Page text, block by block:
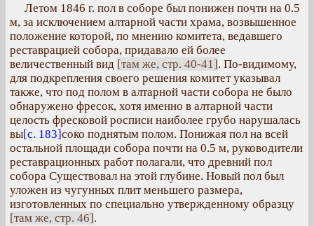
Летом 1846 г. пол в соборе был понижен почти на 0.5
м, за исключением алтарной части храма, возвышенное
положение которой, по мнению комитета, ведавшего
реставрацией собора, придавало ей более
величественный вид [там же, стр. 40-41]. По-видимому,
для подкрепления своего решения комитет указывал
также, что под полом в алтарной части собора не было
обнаружено фресок, хотя именно в алтарной части
целость фресковой росписи наиболее грубо нарушалась
вы[с. 183]соко поднятым полом. Понижая пол на всей
остальной площади собора почти на 0.5 м, руководители
реставрационных работ полагали, что древний пол
собора Существовал на этой глубине. Новый пол был
уложен из чугунных плит меньшего размера,
изготовленных по специально утвержденному образцу
[там же, стр. 46].